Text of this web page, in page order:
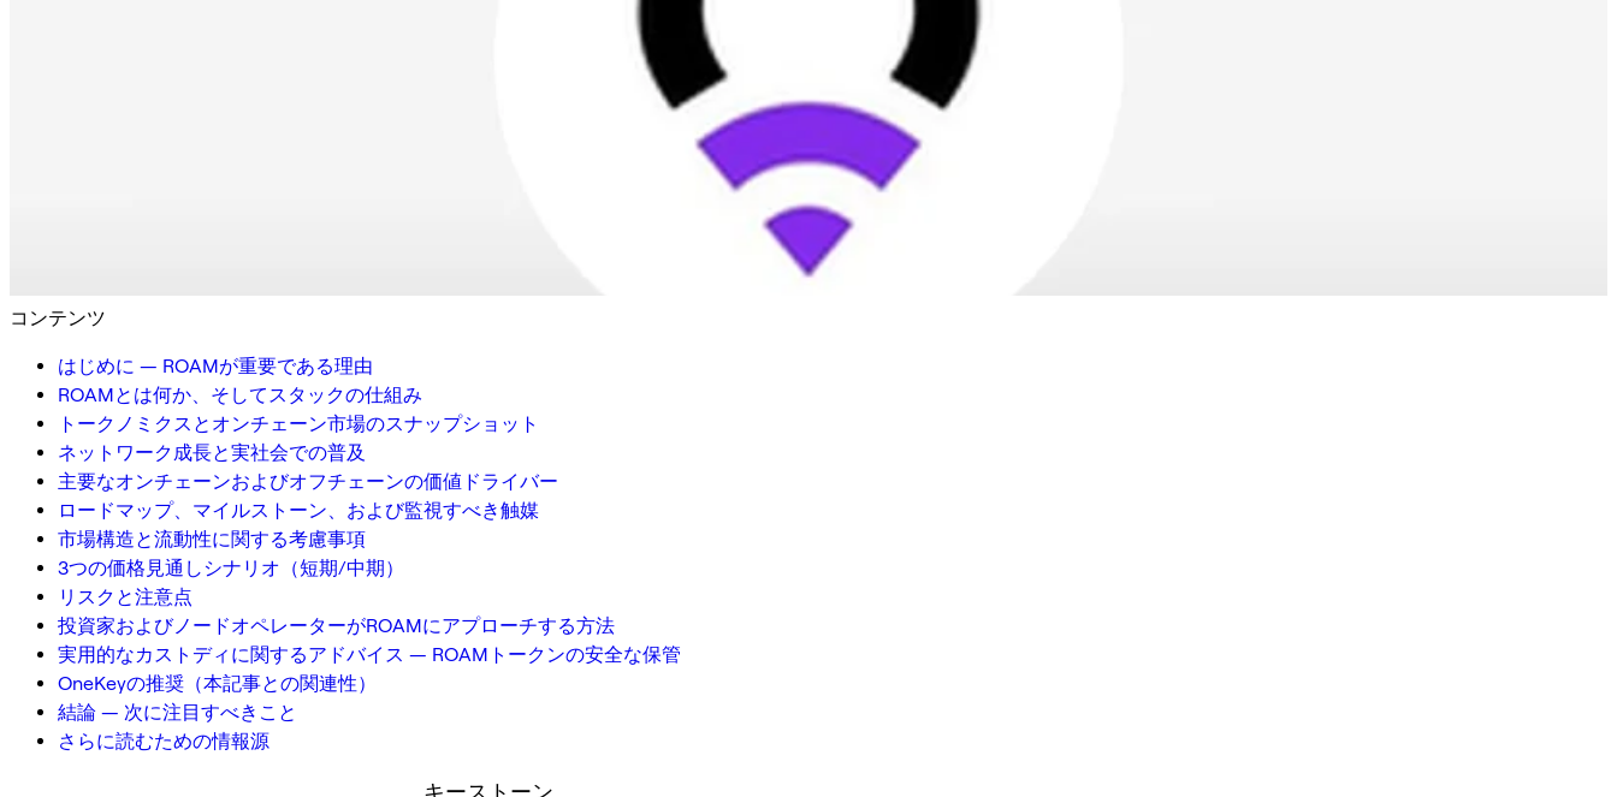
コンテンツ
はじめに — ROAMが重要である理由
ROAMとは何か、そしてスタックの仕組み
トークノミクスとオンチェーン市場のスナップショット
ネットワーク成長と実社会での普及
主要なオンチェーンおよびオフチェーンの価値ドライバー
ロードマップ、マイルストーン、および監視すべき触媒
市場構造と流動性に関する考慮事項
3つの価格見通しシナリオ（短期/中期）
リスクと注意点
投資家およびノードオペレーターがROAMにアプローチする方法
実用的なカストディに関するアドバイス — ROAMトークンの安全な保管
OneKeyの推奨（本記事との関連性）
結論 — 次に注目すべきこと
さらに読むための情報源
キーストーン